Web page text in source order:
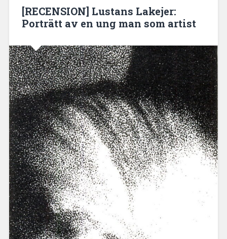
[RECENSION] Lustans Lakejer:
Porträtt av en ung man som artist